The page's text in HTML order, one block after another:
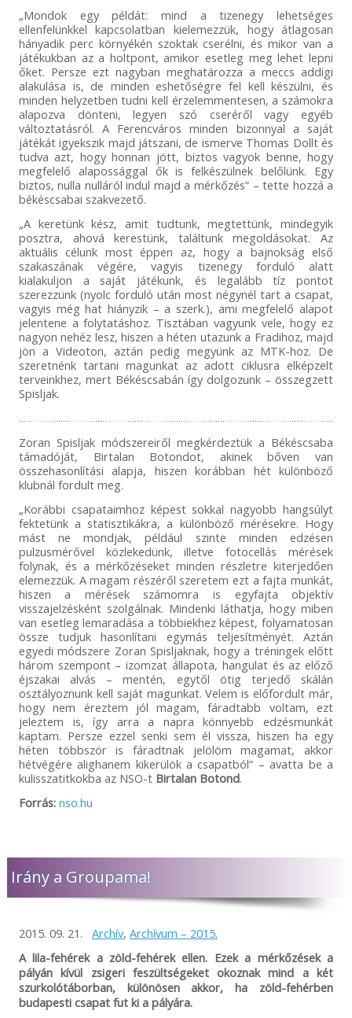
„Mondok egy példát: mind a tizenegy lehetséges
ellenfelünkkel kapcsolatban kielemezzük, hogy átlagosan
hányadik perc környékén szoktak cserélni, és mikor van a
játékukban az a holtpont, amikor esetleg meg lehet lepni
őket. Persze ezt nagyban meghatározza a meccs addigi
alakulása is, de minden eshetőségre fel kell készülni, és
minden helyzetben tudni kell érzelemmentesen, a számokra
alapozva dönteni, legyen szó cseréről vagy egyéb
változtatásról. A Ferencváros minden bizonnyal a saját
játékát igyekszik majd játszani, de ismerve Thomas Dollt és
tudva azt, hogy honnan jött, biztos vagyok benne, hogy
megfelelő alapossággal ők is felkészülnek belőlünk. Egy
biztos, nulla nulláról indul majd a mérkőzés” – tette hozzá a
békéscsabai szakvezető.
„A keretünk kész, amit tudtunk, megtettünk, mindegyik
posztra, ahová kerestünk, találtunk megoldásokat. Az
aktuális célunk most éppen az, hogy a bajnokság első
szakaszának végére, vagyis tizenegy forduló alatt
kialakuljon a saját játékunk, és legalább tíz pontot
szerezzünk (nyolc forduló után most négynél tart a csapat,
vagyis még hat hiányzik – a szerk.), ami megfelelő alapot
jelentene a folytatáshoz. Tisztában vagyunk vele, hogy ez
nagyon nehéz lesz, hiszen a héten utazunk a Fradihoz, majd
jön a Videoton, aztán pedig megyünk az MTK-hoz. De
szeretnénk tartani magunkat az adott ciklusra elképzelt
terveinkhez, mert Békéscsabán így dolgozunk – összegzett
Spisljak.
Zoran Spisljak módszereiről megkérdeztük a Békéscsaba
támadóját, Birtalan Botondot, akinek bőven van
összehasonlítási alapja, hiszen korábban hét különböző
klubnál fordult meg.
„Korábbi csapataimhoz képest sokkal nagyobb hangsúlyt
fektetünk a statisztikákra, a különböző mérésekre. Hogy
mást ne mondjak, például szinte minden edzésen
pulzusmérővel közlekedünk, illetve fotocellás mérések
folynak, és a mérkőzéseket minden részletre kiterjedően
elemezzük. A magam részéről szeretem ezt a fajta munkát,
hiszen a mérések számomra is egyfajta objektív
visszajelzésként szolgálnak. Mindenki láthatja, hogy miben
van esetleg lemaradása a többiekhez képest, folyamatosan
össze tudjuk hasonlítani egymás teljesítményét. Aztán
egyedi módszere Zoran Spisljaknak, hogy a tréningek előtt
három szempont – izomzat állapota, hangulat és az előző
éjszakai alvás – mentén, egytől ötig terjedő skálán
osztályoznunk kell saját magunkat. Velem is előfordult már,
hogy nem éreztem jól magam, fáradtabb voltam, ezt
jeleztem is, így arra a napra könnyebb edzésmunkát
kaptam. Persze ezzel senki sem él vissza, hiszen ha egy
héten többször is fáradtnak jelölöm magamat, akkor
hétvégére alighanem kikerülök a csapatból” – avatta be a
kulisszatitkokba az NSO-t Birtalan Botond.
Forrás: nso.hu
Irány a Groupama!
2015. 09. 21. Archív, Archívum – 2015.
A lila-fehérek a zöld-fehérek ellen. Ezek a mérkőzések a
pályán kívül zsigeri feszültségeket okoznak mind a két
szurkolótáborban, különösen akkor, ha zöld-fehérben
budapesti csapat fut ki a pályára.